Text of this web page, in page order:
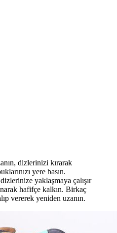
dizlerinizi kırarak
yere basın.
yaklaşmaya çalışır
hafifçe kalkın. Birkaç
vererek yeniden uzanın.